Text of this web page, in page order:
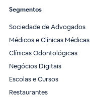
Segmentos
Sociedade de Advogados
Médicos e Clínicas Médicas
Clínicas Odontológicas
Negócios Digitais
Escolas e Cursos
Restaurantes